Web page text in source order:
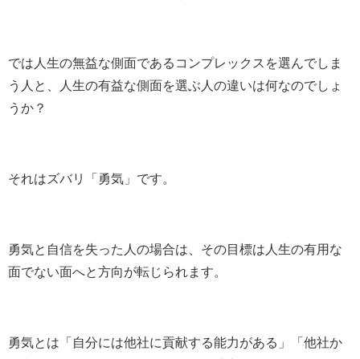
では人生の無益な側面であるコンプレックスを選んでしま
う人と、人生の有益な側面を選ぶ人の違いは何なのでしょ
うか？
それはズバリ「勇気」です。
勇気と自信を失った人の場合は、その目標は人生の有用な
面でない面へと方向が転じられます。
勇気とは「自分には他社に貢献する能力がある」「他社か